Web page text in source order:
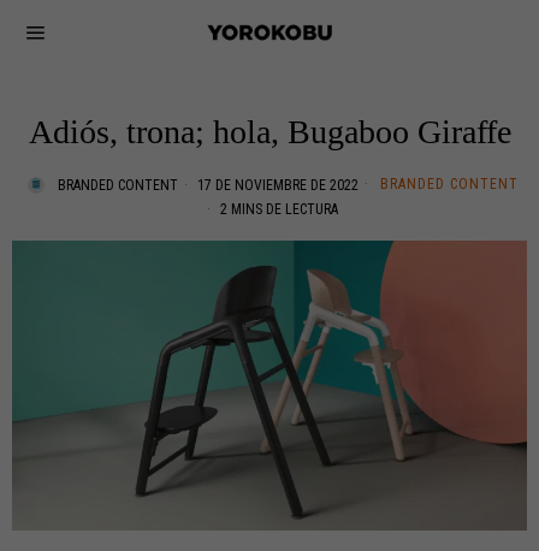
Adiós, trona; hola, Bugaboo Giraffe
BRANDED CONTENT 17 DE NOVIEMBRE DE 2022
BRANDED CONTENT
2 MINS DE LECTURA